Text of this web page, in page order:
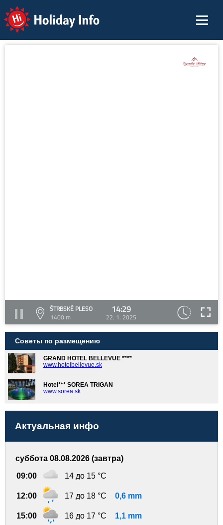
Holiday Info
ŠTRBSKÉ PLESO
1400 m
14:29
22. 1. 2025
Советы по размещению
GRAND HOTEL BELLEVUE ****
www.hotelbellevue.sk
Hotel*** SOREA TRIGAN
www.sorea.sk
Актуальная инфо
суббота 08.08.2026 (завтра)
09:00 14 до 15 °C
12:00 17 до 18 °C 0,6 mm
15:00 16 до 17 °C 1,1 mm